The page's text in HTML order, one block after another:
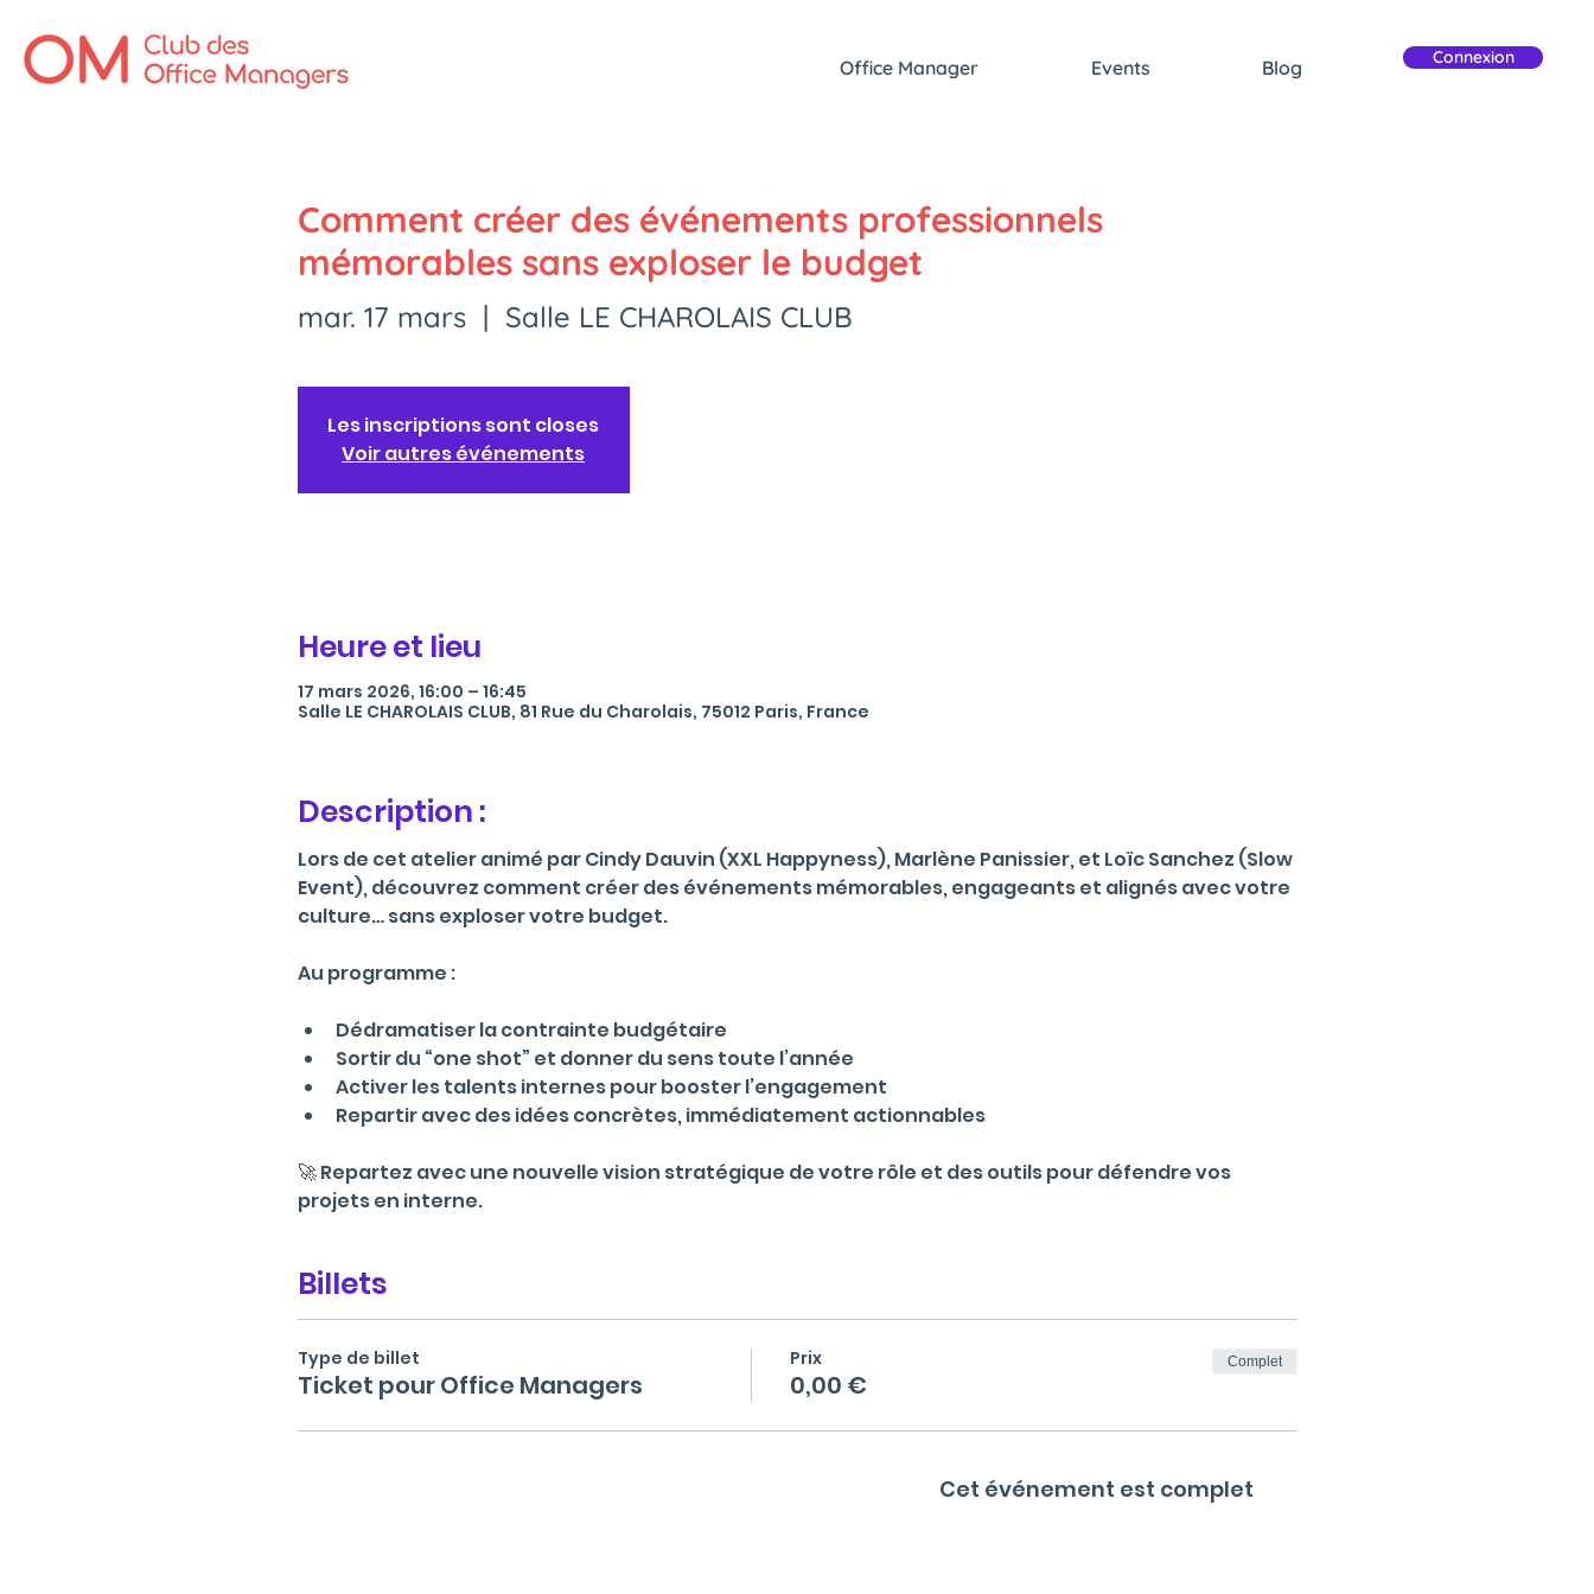
Office Manager Events Blog Connexion
Comment créer des événements professionnels
mémorables sans exploser le budget
mar. 17 mars
  |
Salle LE CHAROLAIS CLUB
Les inscriptions sont closes
Voir autres événements
Heure et lieu
17 mars 2026, 16:00 – 16:45
Salle LE CHAROLAIS CLUB, 81 Rue du Charolais, 75012 Paris, France
Description :
Lors de cet atelier animé par Cindy Dauvin (XXL Happyness), Marlène Panissier, et Loïc Sanchez (Slow
Event), découvrez comment créer des événements mémorables, engageants et alignés avec votre
culture… sans exploser votre budget.
Au programme :
Dédramatiser la contrainte budgétaire
Sortir du “one shot” et donner du sens toute l’année
Activer les talents internes pour booster l’engagement
Repartir avec des idées concrètes, immédiatement actionnables
🚀 Repartez avec une nouvelle vision stratégique de votre rôle et des outils pour défendre vos
projets en interne.
Billets
Type de billet
Ticket pour Office Managers
Prix
0,00 €
Complet
Cet événement est complet